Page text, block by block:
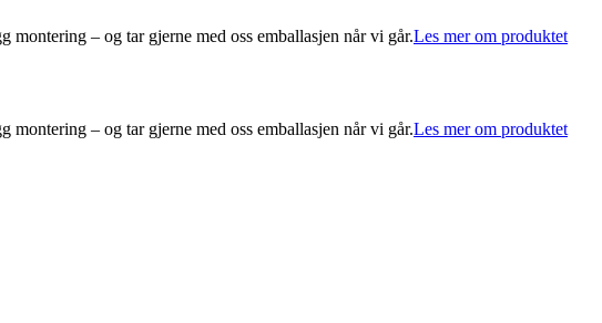
– og tar gjerne med oss emballasjen når vi går.Les mer om produktet
– og tar gjerne med oss emballasjen når vi går.Les mer om produktet